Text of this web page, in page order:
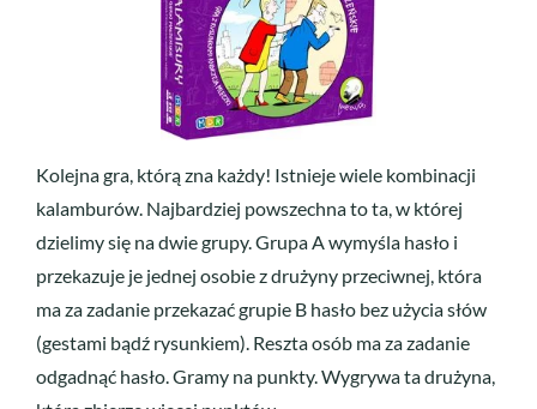
Kolejna gra, którą zna każdy! Istnieje wiele kombinacji
kalamburów. Najbardziej powszechna to ta, w której
dzielimy się na dwie grupy. Grupa A wymyśla hasło i
przekazuje je jednej osobie z drużyny przeciwnej, która
ma za zadanie przekazać grupie B hasło bez użycia słów
(gestami bądź rysunkiem). Reszta osób ma za zadanie
odgadnąć hasło. Gramy na punkty. Wygrywa ta drużyna,